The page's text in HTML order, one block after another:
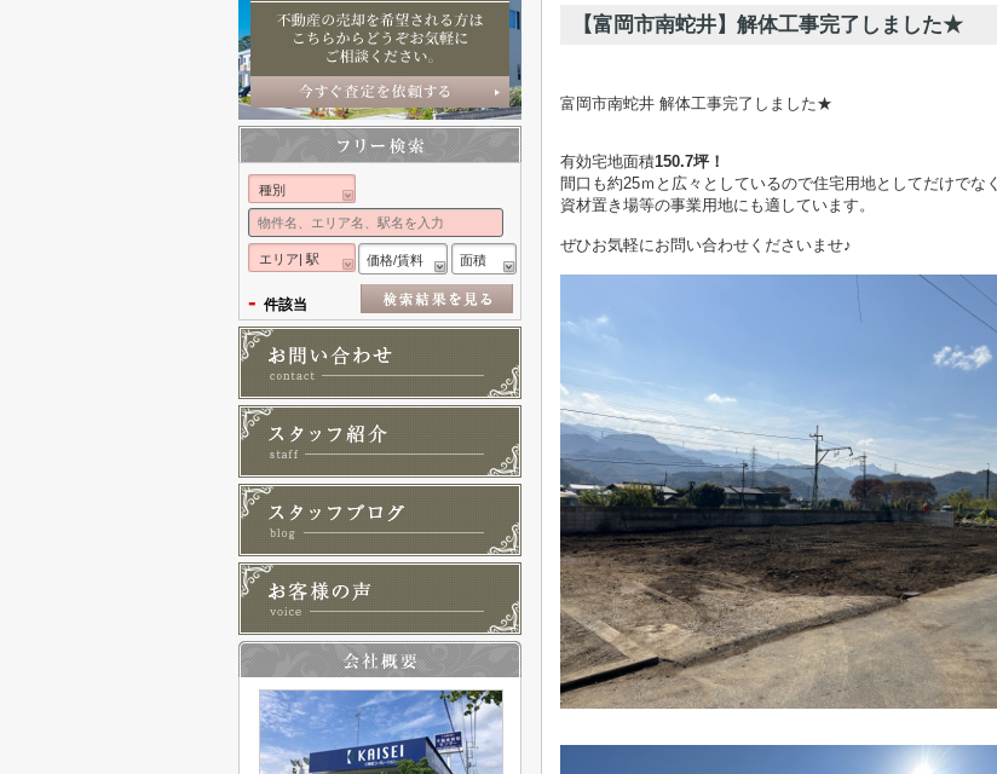
【富岡市南蛇井】解体工事完了しました★
富岡市南蛇井 解体工事完了しました★
有効宅地面積150.7坪！
間口も約25ｍと広々としているので住宅用地としてだけでなく
資材置き場等の事業用地にも適しています。
ぜひお気軽にお問い合わせくださいませ♪
種別
エリア| 駅 価格/賃料 面積
- 件該当